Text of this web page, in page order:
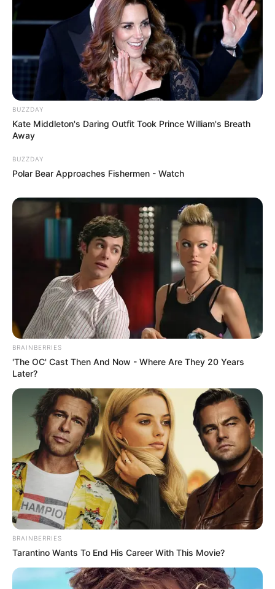
BUZZDAY
Kate Middleton's Daring Outfit Took Prince William's Breath
Away
BUZZDAY
Polar Bear Approaches Fishermen - Watch
BRAINBERRIES
'The OC' Cast Then And Now - Where Are They 20 Years
Later?
BRAINBERRIES
Tarantino Wants To End His Career With This Movie?